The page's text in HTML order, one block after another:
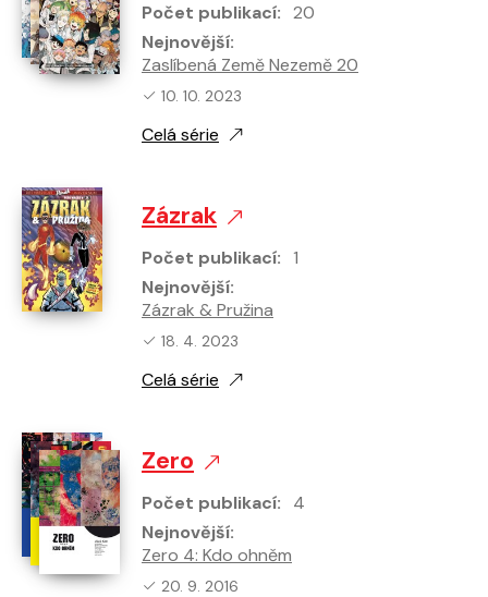
Počet publikací: 20
Nejnovější:
Zaslíbená Země Nezemě 20
Nejnovější vydání:
10. 10. 2023
Celá série
Zázrak
Počet publikací: 1
Nejnovější:
Zázrak & Pružina
Nejnovější vydání:
18. 4. 2023
Celá série
Zero
Počet publikací:
4
Nejnovější:
Zero 4: Kdo ohněm
Nejnovější vydání:
20. 9. 2016